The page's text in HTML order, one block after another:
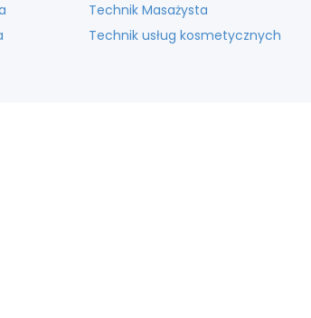
Technik Masażysta
Technik usług kosmetycznych